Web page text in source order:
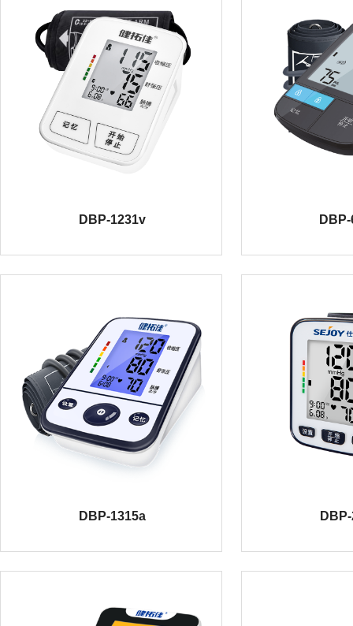
DBP-1231v
DBP-1315a